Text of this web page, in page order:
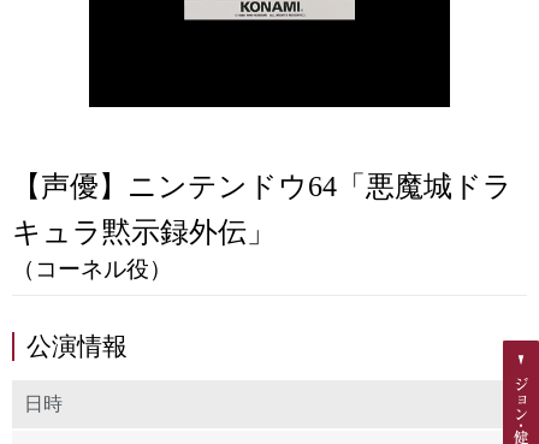
【声優】ニンテンドウ64「悪魔城ドラ
キュラ黙示録外伝」
（コーネル役）
公演情報
日時